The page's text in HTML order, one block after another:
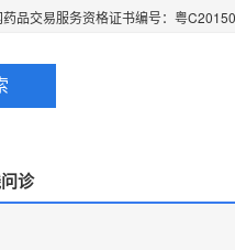
药品交易服务资格证书编号：粤
诊